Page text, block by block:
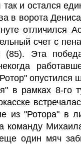
так и остался
в ворота
отличился
счет с
(85). Эта
опустился
в рамках 8-го
из "Ротора" в
команду
один мяч